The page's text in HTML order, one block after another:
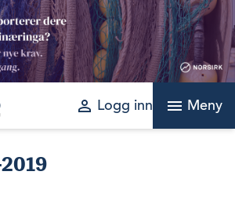
perm_identity Logg inn menu Meny